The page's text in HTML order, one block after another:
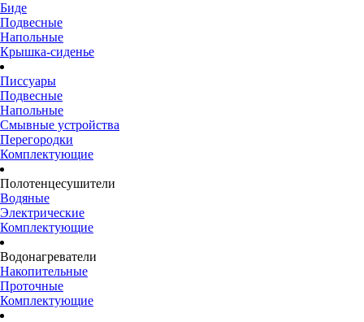
Биде
Подвесные
Напольные
Крышка-сиденье
Писсуары
Подвесные
Напольные
Смывные устройства
Перегородки
Комплектующие
Полотенцесушители
Водяные
Электрические
Комплектующие
Водонагреватели
Накопительные
Проточные
Комплектующие